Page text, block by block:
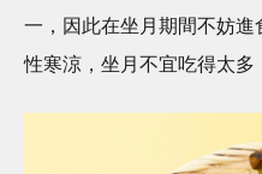
一，因此在坐月期間不妨
性寒涼，坐月不宜吃得太多